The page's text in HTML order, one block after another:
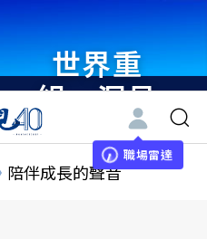
世界重
組・洞見
未來 與
世界領袖
職場雷達
陪伴成長的聲音